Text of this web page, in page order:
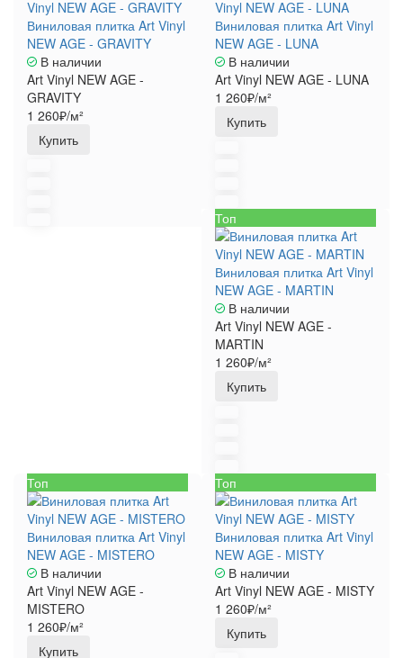
Виниловая плитка Art Vinyl
NEW AGE - GRAVITY
В наличии
Art Vinyl NEW AGE -
GRAVITY
1 260₽/м²
Купить
Виниловая плитка Art Vinyl
NEW AGE - LUNA
В наличии
Art Vinyl NEW AGE - LUNA
1 260₽/м²
Купить
Топ
Виниловая плитка Art Vinyl
NEW AGE - MARTIN
В наличии
Art Vinyl NEW AGE -
MARTIN
1 260₽/м²
Купить
Топ
Виниловая плитка Art Vinyl
NEW AGE - MISTERO
В наличии
Art Vinyl NEW AGE -
MISTERO
1 260₽/м²
Купить
Топ
Виниловая плитка Art Vinyl
NEW AGE - MISTY
В наличии
Art Vinyl NEW AGE - MISTY
1 260₽/м²
Купить